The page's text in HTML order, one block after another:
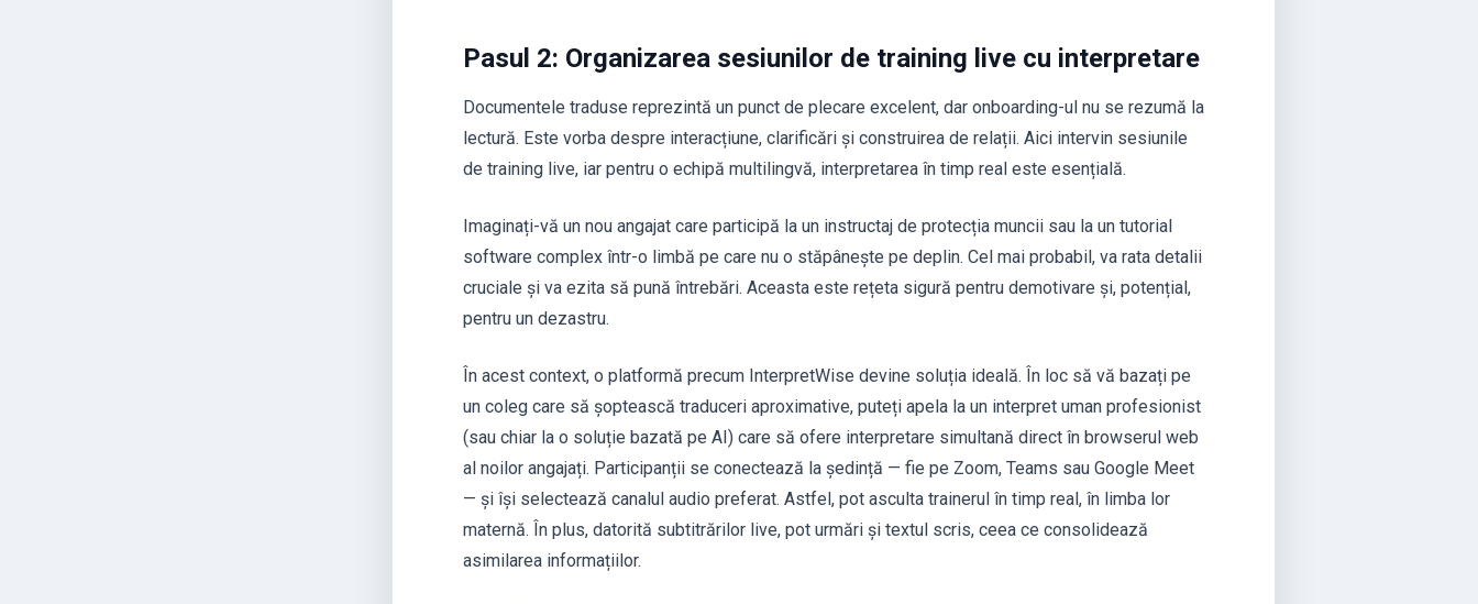
Pasul 2: Organizarea sesiunilor de training live cu interpretare
Documentele traduse reprezintă un punct de plecare excelent, dar onboarding-ul nu se rezumă la
lectură. Este vorba despre interacțiune, clarificări și construirea de relații. Aici intervin sesiunile
de training live, iar pentru o echipă multilingvă, interpretarea în timp real este esențială.
Imaginați-vă un nou angajat care participă la un instructaj de protecția muncii sau la un tutorial
software complex într-o limbă pe care nu o stăpânește pe deplin. Cel mai probabil, va rata detalii
cruciale și va ezita să pună întrebări. Aceasta este rețeta sigură pentru demotivare și, potențial,
pentru un dezastru.
În acest context, o platformă precum InterpretWise devine soluția ideală. În loc să vă bazați pe
un coleg care să șoptească traduceri aproximative, puteți apela la un interpret uman profesionist
(sau chiar la o soluție bazată pe AI) care să ofere interpretare simultană direct în browserul web
al noilor angajați. Participanții se conectează la ședință — fie pe Zoom, Teams sau Google Meet
— și își selectează canalul audio preferat. Astfel, pot asculta trainerul în timp real, în limba lor
maternă. În plus, datorită subtitrărilor live, pot urmări și textul scris, ceea ce consolidează
asimilarea informațiilor.